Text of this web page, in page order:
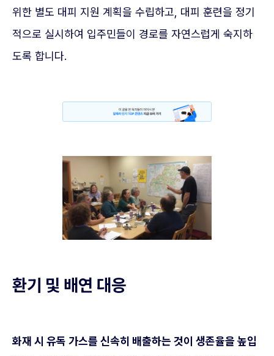
위한 별도 대피 지원 계획을 수립하고, 대피 훈련을 정기
적으로 실시하여 입주민들이 경로를 자연스럽게 숙지하
도록 합니다.
환기 및 배연 대응
화재 시 유독 가스를 신속히 배출하는 것이 생존율을 높입